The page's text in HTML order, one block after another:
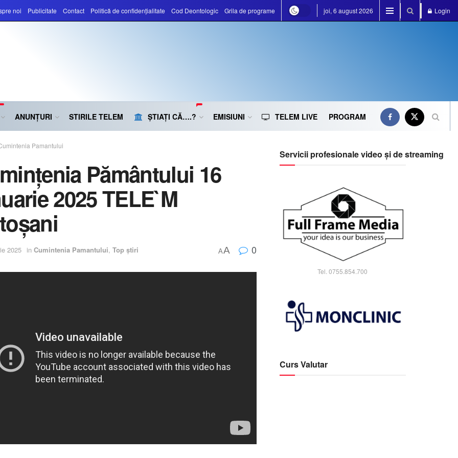
noi Publicitate Contact Politică de confidențialitate Cod Deontologic Grila de programe joi, 6 august 2026 Login
ANUNȚURI STIRILE TELEM ȘTIAȚI CĂ….? EMISIUNI TELEM LIVE PROGRAM
Pamantului
Pământului 16
2025 TELE`M
2025 in Cumintenia Pamantului, Top știri AA 0
Servicii profesionale video și de streaming
Tel. 0755.854.700
Curs Valutar